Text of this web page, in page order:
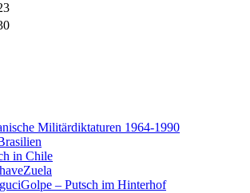
Militärdiktaturen 1964-1990
in Chile
– Putsch im Hinterhof